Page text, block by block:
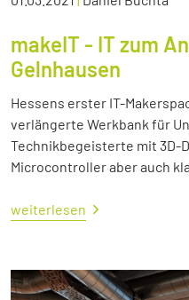
makeIT - IT zum
Gelnhausen
Hessens erster IT-
verlängerte Werkbank für
Technikbegeisterte mit 3D-
Microcontroller aber auch
weiterlesen